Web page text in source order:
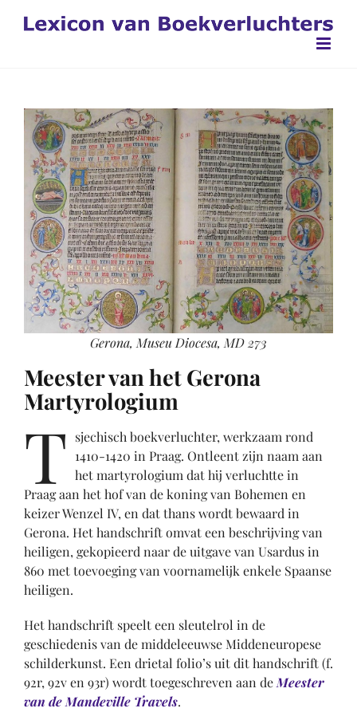
naar
Gerona, Museu Diocesa, MD 273
Meester van het Gerona
Martyrologium
T
sjechisch boekverluchter, werkzaam rond
1410-1420 in Praag. Ontleent zijn naam aan
het martyrologium dat hij verluchtte in
Praag aan het hof van de koning van Bohemen en
keizer Wenzel IV, en dat thans wordt bewaard in
Gerona. Het handschrift omvat een beschrijving van
heiligen, gekopieerd naar de uitgave van Usardus in
860 met toevoeging van voornamelijk enkele Spaanse
heiligen.
Het handschrift speelt een sleutelrol in de
geschiedenis van de middeleeuwse Middeneuropese
schilderkunst. Een drietal folio’s uit dit handschrift (f.
92r, 92v en 93r) wordt toegeschreven aan deMeester
van de Mandeville Travels.